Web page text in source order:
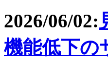
2026/06/02:
機能低下の